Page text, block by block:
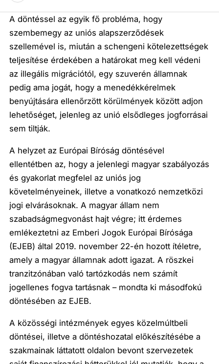
A döntéssel az egyik fő probléma, hogy
szembemegy az uniós alapszerződések
szellemével is, miután a schengeni kötelezettségek
teljesítése érdekében a határokat meg kell védeni
az illegális migrációtól, egy szuverén államnak
pedig ama jogát, hogy a menedékkérelmek
benyújtására ellenőrzött körülmények között adjon
lehetőséget, jelenleg az unió elsődleges jogforrásai
sem tiltják.
A helyzet az Európai Bíróság döntésével
ellentétben az, hogy a jelenlegi magyar szabályozás
és gyakorlat megfelel az uniós jog
követelményeinek, illetve a vonatkozó nemzetközi
jogi elvárásoknak. A magyar állam nem
szabadságmegvonást hajt végre; itt érdemes
emlékeztetni az Emberi Jogok Európai Bírósága
(EJEB) által 2019. november 22-én hozott ítéletre,
amely a magyar államnak adott igazat. A röszkei
tranzitzónában való tartózkodás nem számít
jogellenes fogva tartásnak – mondta ki másodfokú
döntésében az EJEB.
A közösségi intézmények egyes közelmúltbeli
döntései, illetve a döntéshozatal előkészítésébe a
szakmainak láttatott oldalon bevont szervezetek